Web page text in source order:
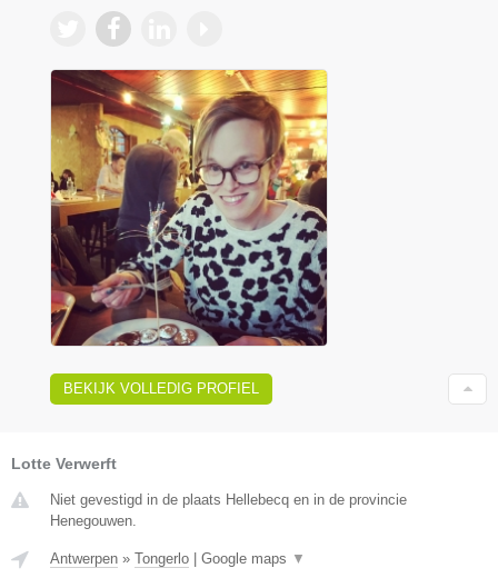
BEKIJK VOLLEDIG PROFIEL
Lotte Verwerft
Niet gevestigd in de plaats Hellebecq en in de provincie
Henegouwen.
Antwerpen » Tongerlo Google maps ▼